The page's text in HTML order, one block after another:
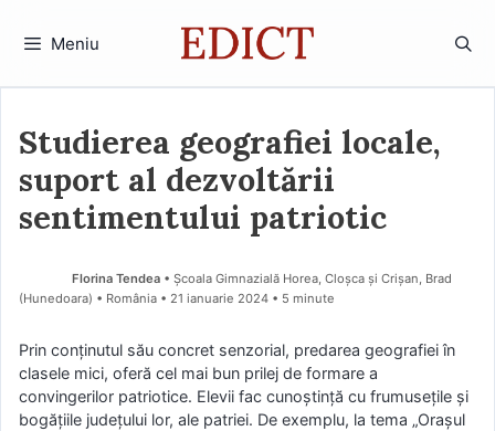
Meniu
Studierea geografiei locale,
suport al dezvoltării
sentimentului patriotic
Florina Tendea • Școala Gimnazială Horea, Cloșca și Crișan, Brad
(Hunedoara) • România
21 ianuarie 2024 • 5 minute
Prin conținutul său concret senzorial, predarea geografiei în
clasele mici, oferă cel mai bun prilej de formare a
convingerilor patriotice. Elevii fac cunoştinţă cu frumuseţile şi
bogăţiile judeţului lor, ale patriei. De exemplu, la tema „Oraşul